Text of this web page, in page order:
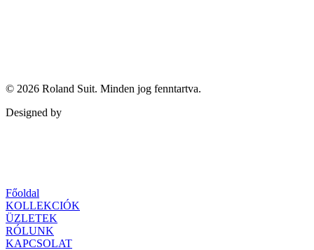
© 2026 Roland Suit. Minden jog fenntartva.
Designed by
Főoldal
KOLLEKCIÓK
ÜZLETEK
RÓLUNK
KAPCSOLAT